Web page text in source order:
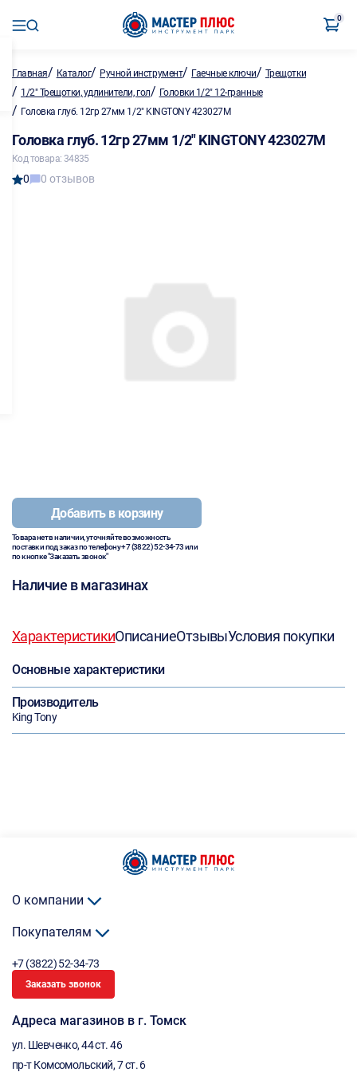
0
Главная/ Каталог/ Ручной инструмент/ Гаечные ключи/ Трещотки
/ 1/2" Трещотки, удлинители, гол/ Головки 1/2" 12-гранные
/ Головка глуб. 12гр 27мм 1/2" KINGTONY 423027M
Головка глуб. 12гр 27мм 1/2" KINGTONY 423027M
Код товара: 34835
0 0 отзывов
Добавить в корзину
Товара нет в наличии, уточняйте возможность
поставки под заказ по телефону+7 (3822) 52-34-73или
по кнопке "Заказать звонок"
Наличие в магазинах
ХарактеристикиОписаниеОтзывыУсловия покупки
Основные характеристики
Производитель
King Tony
О компании
Покупателям
+7 (3822) 52-34-73
Заказать звонок
Адреса магазинов в г. Томск
ул. Шевченко, 44 ст. 46
пр-т Комсомольский, 7 ст. 6